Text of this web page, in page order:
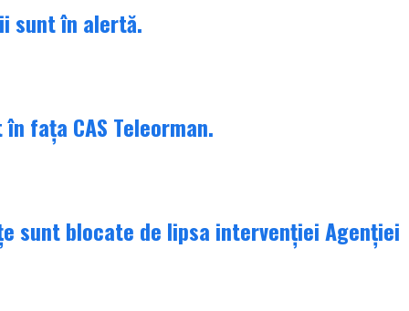
sunt în alertă.
fața CAS Teleorman.
sunt blocate de lipsa intervenției Agenției